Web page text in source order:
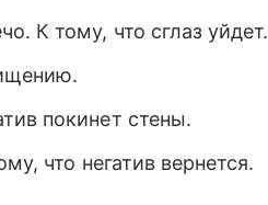
К тому, что сглаз уйдет.
покинет стены.
что негатив вернется.